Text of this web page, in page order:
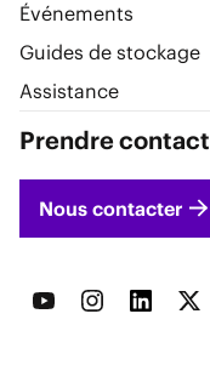
Événements
Guides de stockage
Assistance
Prendre contact
Nous contacter